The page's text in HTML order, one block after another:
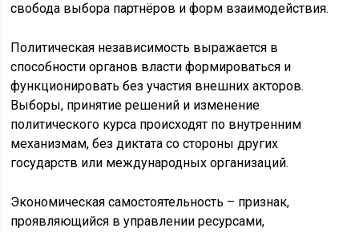
свобода выбора партнёров и форм взаимодействия.
Политическая независимость выражается в
способности органов власти формироваться и
функционировать без участия внешних акторов.
Выборы, принятие решений и изменение
политического курса происходят по внутренним
механизмам, без диктата со стороны других
государств или международных организаций.
Экономическая самостоятельность – признак,
проявляющийся в управлении ресурсами,